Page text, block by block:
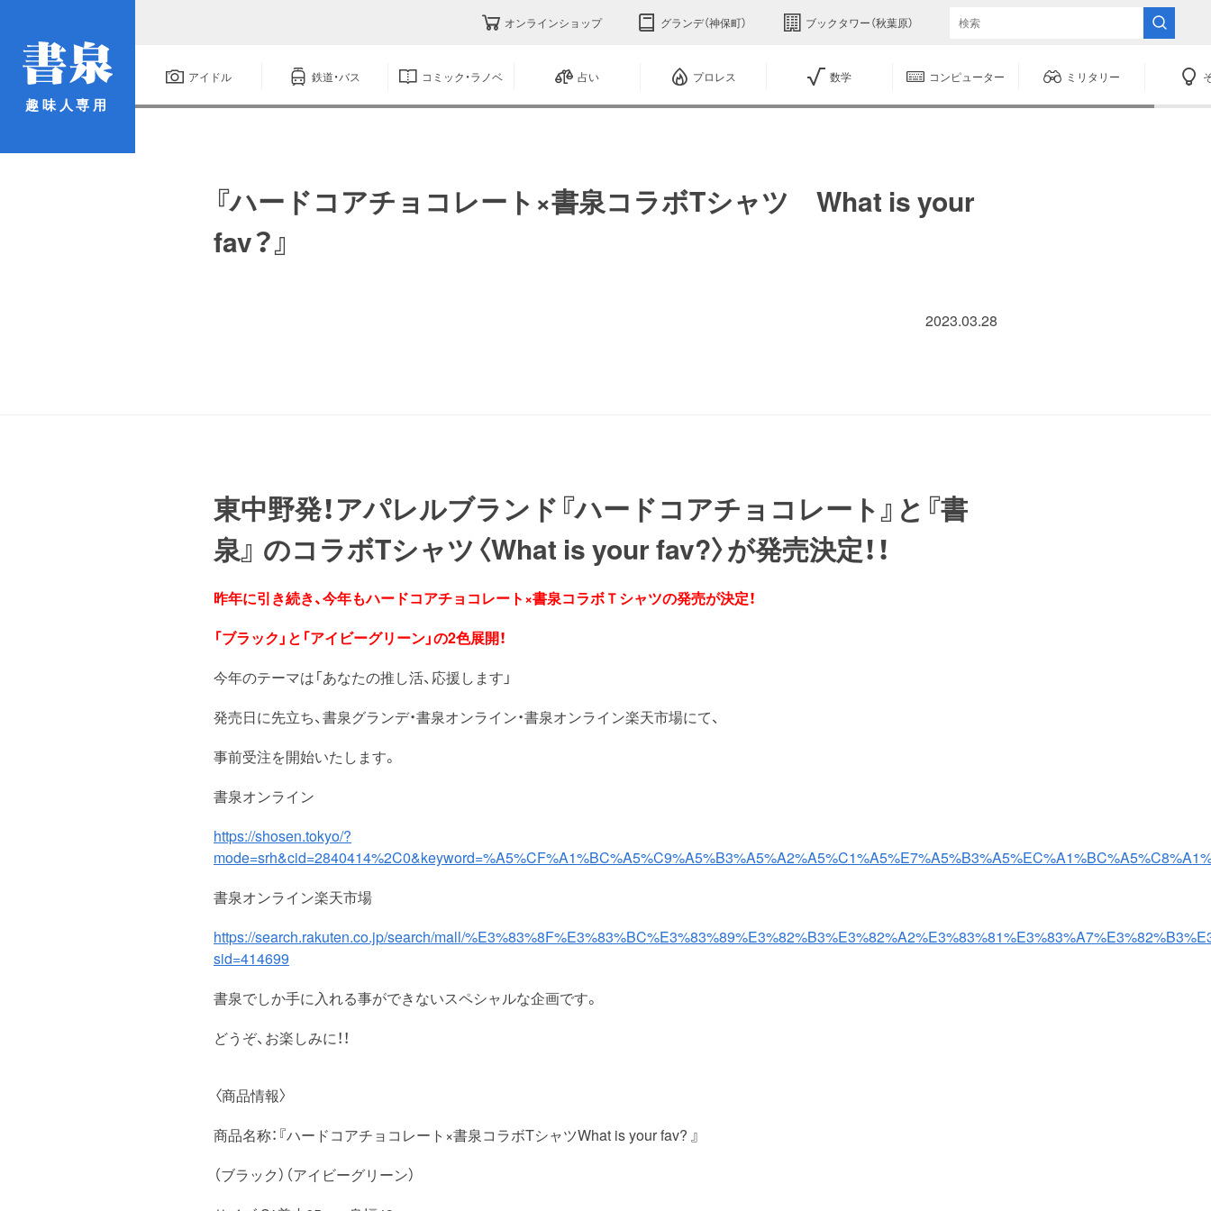
趣味人専用
オンラインショップ グランデ（神保町） ブックタワー（秋葉原）
アイドル 鉄道・バス コミック・ラノベ 占い プロレス 数学 コンピューター ミリタリー
『ハードコアチョコレート×書泉コラボTシャツ What is your
fav？』
2023.03.28
東中野発！アパレルブランド『ハードコアチョコレート』と『書
泉』 のコラボTシャツ〈What is your fav?〉が発売決定！！
昨年に引き続き、今年もハードコアチョコレート×書泉コラボＴシャツの発売が決定！
「ブラック」と「アイビーグリーン」の2色展開！
今年のテーマは「あなたの推し活、応援します」
発売日に先立ち、書泉グランデ・書泉オンライン・書泉オンライン楽天市場にて、
事前受注を開始いたします。
書泉オンライン
https://shosen.tokyo/?
書泉オンライン楽天市場
https://search.rakuten.co.jp/search/mall/
sid=414699
書泉でしか手に入れる事ができないスペシャルな企画です。
どうぞ、お楽しみに！！
〈商品情報〉
商品名称：『ハードコアチョコレート×書泉コラボTシャツWhat is your fav? 』
（ブラック）（アイビーグリーン）